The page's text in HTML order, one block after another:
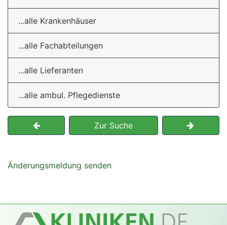
...alle Krankenhäuser
...alle Fachabteilungen
...alle Lieferanten
...alle ambul. Pflegedienste
Zur Suche
Änderungsmeldung senden